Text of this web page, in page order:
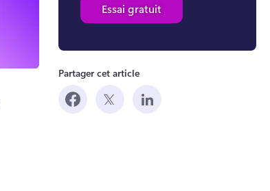
Essai gratuit
Partager cet article